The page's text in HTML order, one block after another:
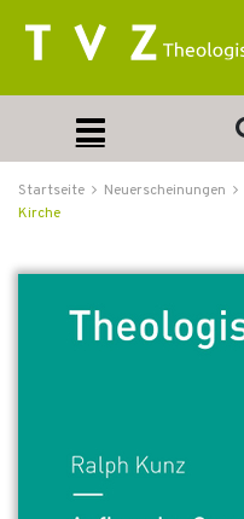
Startseite Neuerscheinungen
Kirche